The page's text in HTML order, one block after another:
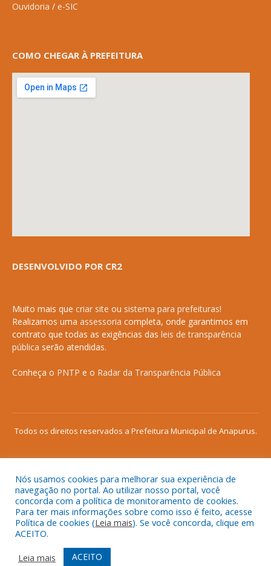
Ouvidoria / e-SIC
COMO CHEGAR À PREFEITURA
DESENVOLVIDO POR CR2
Muito mais que criar site ou sistema para prefeituras!
Realizamos uma assessoria completa, onde garantimos em
contrato que todas as exigências das leis de transparência
pública serão atendidas.
Conheça o PNTP e o Radar da Transparência Pública
Todos os direitos reservados a Prefeitura Municipal de Anapurus.
Mapa do Site
Acessar Área Administrativa
Acessar o Webmail
Nós usamos cookies para melhorar sua experiência de
navegação no portal. Ao utilizar nosso portal, você
concorda com a política de monitoramento de cookies.
Para ter mais informações sobre como isso é feito, acesse
Política de cookies (Leia mais). Se você concorda, clique em
ACEITO.
Leia mais
ACEITO